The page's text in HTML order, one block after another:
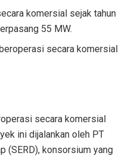
komersial sejak tahun
55 MW.
secara komersial
secara komersial
ini dijalankan oleh PT
(SERD), konsorsium yang